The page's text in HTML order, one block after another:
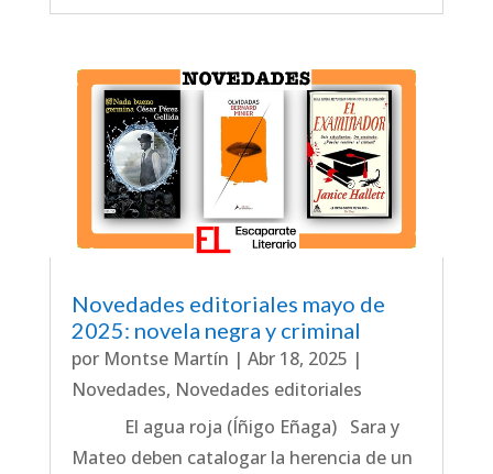
Novedades editoriales mayo de
2025: novela negra y criminal
por Montse Martín | Abr 18, 2025 |
Novedades, Novedades editoriales
El agua roja (Íñigo Eñaga) Sara y
Mateo deben catalogar la herencia de un